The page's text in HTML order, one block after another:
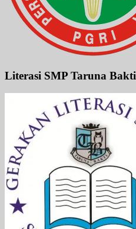
Literasi SMP Taruna Bakti